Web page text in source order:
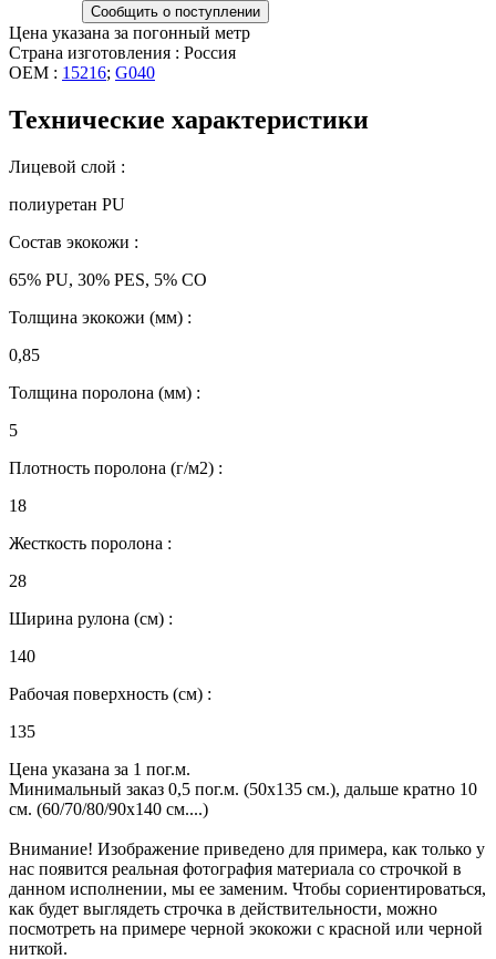
Сообщить о поступлении
Цена указана за погонный метр
Страна изготовления : Россия
OEM : 15216; G040
Технические характеристики
Лицевой слой :
полиуретан PU
Состав экокожи :
65% PU, 30% PES, 5% CO
Толщина экокожи (мм) :
0,85
Толщина поролона (мм) :
5
Плотность поролона (г/м2) :
18
Жесткость поролона :
28
Ширина рулона (см) :
140
Рабочая поверхность (см) :
135
Цена указана за 1 пог.м.
Минимальный заказ 0,5 пог.м. (50х135 см.), дальше кратно 10
см. (60/70/80/90х140 см....)
Внимание! Изображение приведено для примера, как только у
нас появится реальная фотография материала со строчкой в
данном исполнении, мы ее заменим. Чтобы сориентироваться,
как будет выглядеть строчка в действительности, можно
посмотреть на примере черной экокожи с красной или черной
ниткой.